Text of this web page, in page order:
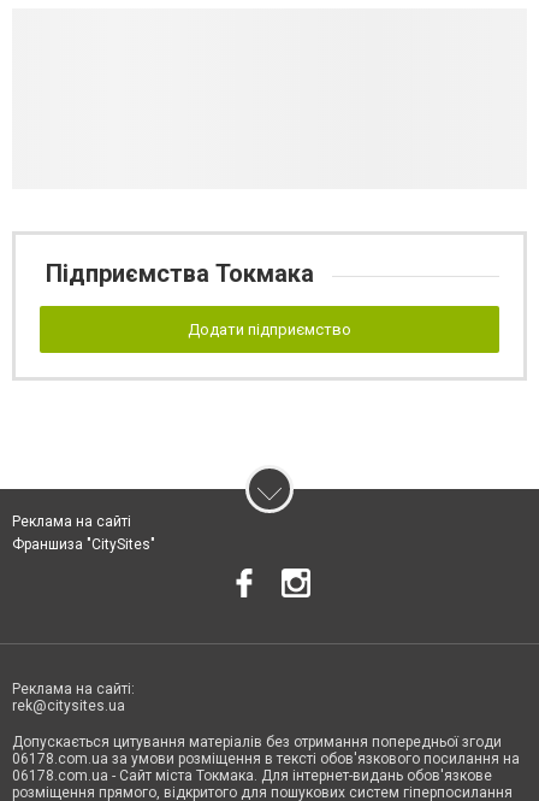
Підприємства Токмака
Додати підприємство
Реклама на сайті
Франшиза "CitySites"
Реклама на сайті:
rek@citysites.ua
Допускається цитування матеріалів без отримання попередньої згоди
06178.com.ua за умови розміщення в тексті обов'язкового посилання на
06178.com.ua - Сайт міста Токмака. Для інтернет-видань обов'язкове
розміщення прямого, відкритого для пошукових систем гіперпосилання